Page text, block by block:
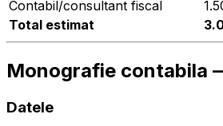
Contabil/consultant fiscal
Total estimat
Monografie contabila
Datele